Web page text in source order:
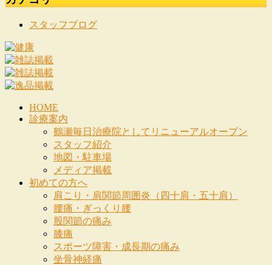
スタッフブログ
HOME
診療案内
鶴瀬毎日治療院としてリニューアルオープン
スタッフ紹介
地図・駐車場
メディア掲載
初めての方へ
肩こり・肩関節周囲炎（四十肩・五十肩）
腰痛・ぎっくり腰
股関節の痛み
膝痛
スポーツ障害・成長期の痛み
坐骨神経痛